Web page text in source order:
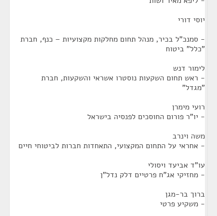
יוסי דורי
- סמנכ"ל בכיר, מנהל תחום מחלקות מקצועיות – כנף, חברת
"כלל" ביטוח
לימור דנש
- ראש תחום השקעות נוסטרו אשראי והשקעות, חברת
"מגדל"
רועי מימרן
- יו"ר פורום החוסכים לפנסיה בישראל
משה וינרב
- אחראי על התחום המקצועי, התאחדות חברות לביטוחי חיים
עו"ד אביעד ויסולי
- מחזיקי אג"ח פרטיים דלק נדל"ן
ברוך בר-מגן
- משקיע פרטי